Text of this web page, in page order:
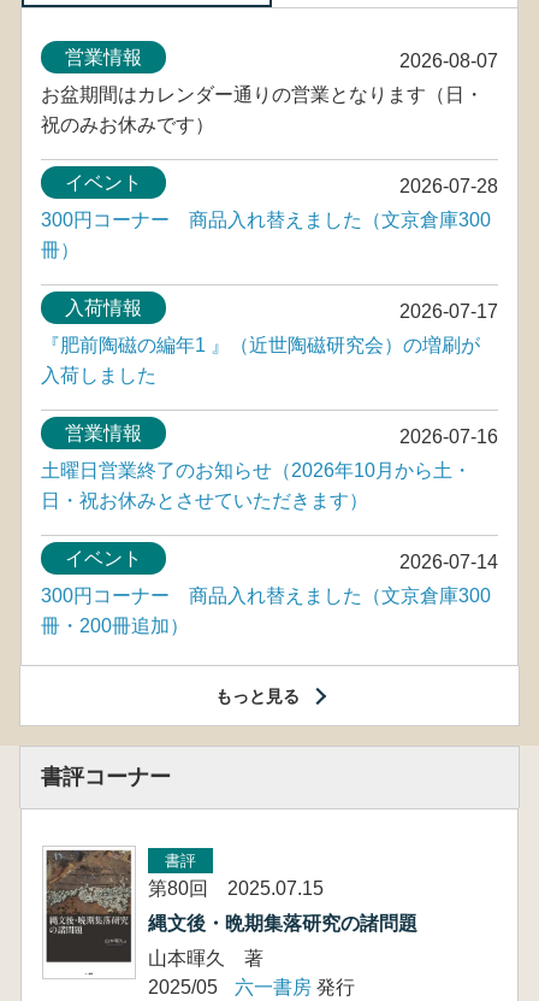
2026-08-07
営業情報
お盆期間はカレンダー通りの営業となります（日・
祝のみお休みです）
2026-07-28
イベント
300円コーナー 商品入れ替えました（文京倉庫300
冊）
2026-07-17
入荷情報
『肥前陶磁の編年1 』（近世陶磁研究会）の増刷が
入荷しました
2026-07-16
営業情報
土曜日営業終了のお知らせ（2026年10月から土・
日・祝お休みとさせていただきます）
2026-07-14
イベント
300円コーナー 商品入れ替えました（文京倉庫300
冊・200冊追加）
もっと見る
書評コーナー
書評
第80回 2025.07.15
縄文後・晩期集落研究の諸問題
山本暉久 著
2025/05
六一書房 発行